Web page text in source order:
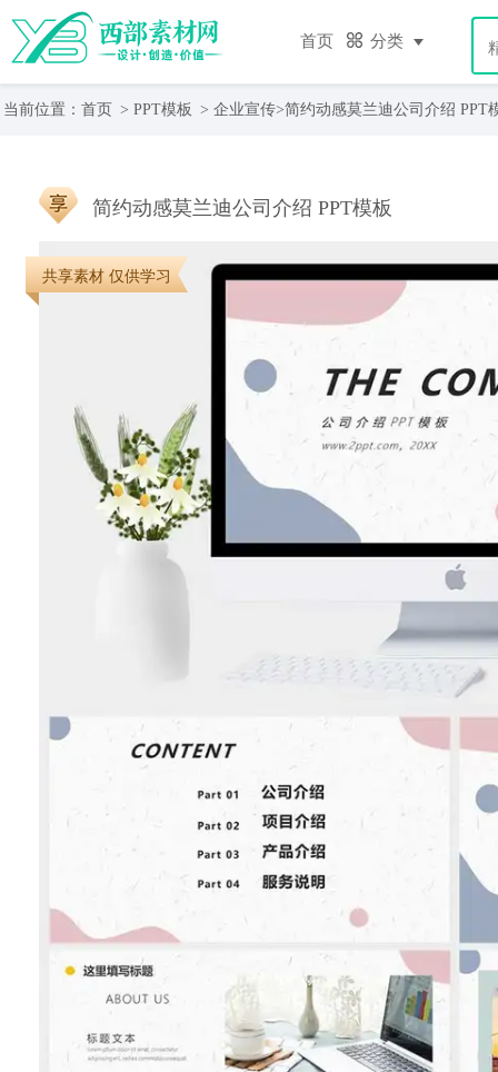
首页 分类
当前位置： 首页 > PPT模板 > 企业宣传>简约动感莫兰迪公司介绍 PPT
共享素材 仅供学习
简约动感莫兰迪公司介绍 PPT模板